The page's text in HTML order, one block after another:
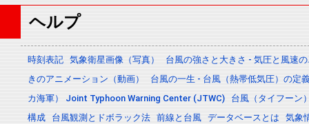
ヘルプ
時刻表記 気象衛星画像（写真）
台風の強さと大きさ - 気圧と風速
きのアニメーション（動画）
台風の一生 - 台風（熱帯低気圧）の定
カ海軍） Joint Typhoon Warning Center (JTWC)
台風（タイフーン
構成
台風観測とドボラック法 前線と台風 データベースとは 気象